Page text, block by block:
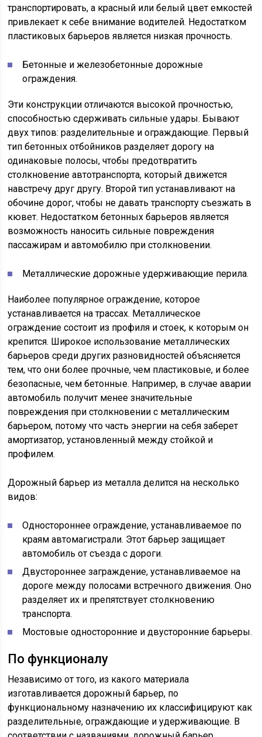
транспортировать, а красный или белый цвет емкостей
привлекает к себе внимание водителей. Недостатком
пластиковых барьеров является низкая прочность.
Бетонные и железобетонные дорожные
ограждения.
Эти конструкции отличаются высокой прочностью,
способностью сдерживать сильные удары. Бывают
двух типов: разделительные и ограждающие. Первый
тип бетонных отбойников разделяет дорогу на
одинаковые полосы, чтобы предотвратить
столкновение автотранспорта, который движется
навстречу друг другу. Второй тип устанавливают на
обочине дорог, чтобы не давать транспорту съезжать в
кювет. Недостатком бетонных барьеров является
возможность наносить сильные повреждения
пассажирам и автомобилю при столкновении.
Металлические дорожные удерживающие перила.
Наиболее популярное ограждение, которое
устанавливается на трассах. Металлическое
ограждение состоит из профиля и стоек, к которым он
крепится. Широкое использование металлических
барьеров среди других разновидностей объясняется
тем, что они более прочные, чем пластиковые, и более
безопасные, чем бетонные. Например, в случае аварии
автомобиль получит менее значительные
повреждения при столкновении с металлическим
барьером, потому что часть энергии на себя заберет
амортизатор, установленный между стойкой и
профилем.
Дорожный барьер из металла делится на несколько
видов:
Одностороннее ограждение, устанавливаемое по
краям автомагистрали. Этот барьер защищает
автомобиль от съезда с дороги.
Двустороннее заграждение, устанавливаемое на
дороге между полосами встречного движения. Оно
разделяет их и препятствует столкновению
транспорта.
Мостовые односторонние и двусторонние барьеры.
По функционалу
Независимо от того, из какого материала
изготавливается дорожный барьер, по
функциональному назначению их классифицируют как
разделительные, ограждающие и удерживающие. В